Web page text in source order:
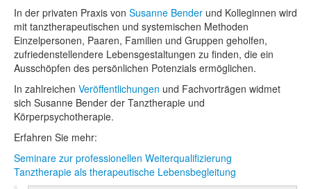
In der privaten Praxis von Susanne Bender und Kolleginnen wird
mit tanztherapeutischen und systemischen Methoden
Einzelpersonen, Paaren, Familien und Gruppen geholfen,
zufriedenstellendere Lebensgestaltungen zu finden, die ein
Ausschöpfen des persönlichen Potenzials ermöglichen.
In zahlreichen Veröffentlichungen und Fachvorträgen widmet
sich Susanne Bender der Tanztherapie und
Körperpsychotherapie.
Erfahren Sie mehr:
Seminare zur professionellen Weiterqualifizierung
Tanztherapie als therapeutische Lebensbegleitung